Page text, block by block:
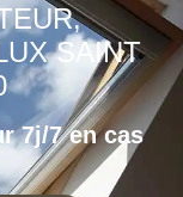
SAINT
7j/7 en cas